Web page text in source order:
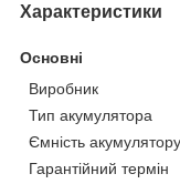
Характеристики
Основні
Виробник
Тип акумулятора
Ємність акумулятору
Гарантійний термін